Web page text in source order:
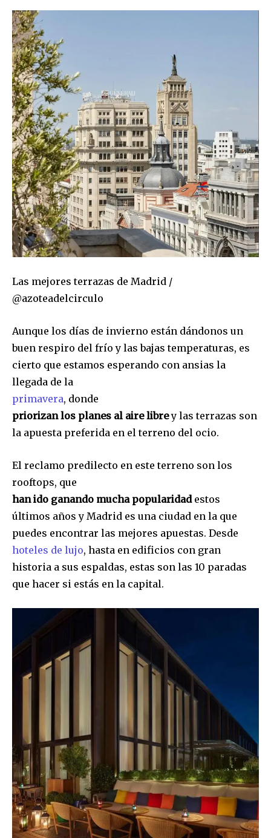
Las mejores terrazas de Madrid /
@azoteadelcirculo
Aunque los días de invierno están dándonos un
buen respiro del frío y las bajas temperaturas, es
cierto que estamos esperando con ansias la
llegada de la
primavera, donde
priorizan los planes al aire librey las terrazas son
la apuesta preferida en el terreno del ocio.
El reclamo predilecto en este terreno son los
rooftops, que
han ido ganando mucha popularidadestos
últimos años y Madrid es una ciudad en la que
puedes encontrar las mejores apuestas. Desde
hoteles de lujo, hasta en edificios con gran
historia a sus espaldas, estas son las 10 paradas
que hacer si estás en la capital.